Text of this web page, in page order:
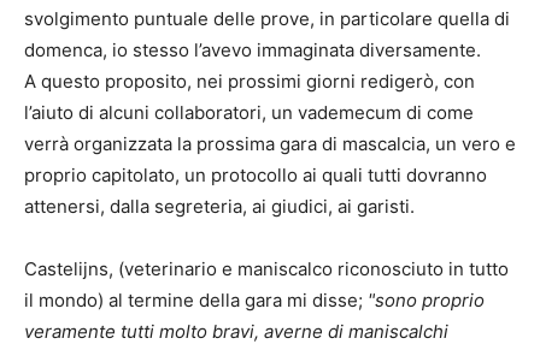
svolgimento puntuale delle prove, in particolare quella di
domenca, io stesso l’avevo immaginata diversamente.
A questo proposito, nei prossimi giorni redigerò, con
l’aiuto di alcuni collaboratori, un vademecum di come
verrà organizzata la prossima gara di mascalcia, un vero e
proprio capitolato, un protocollo ai quali tutti dovranno
attenersi, dalla segreteria, ai giudici, ai garisti.
Castelijns, (veterinario e maniscalco riconosciuto in tutto
il mondo) al termine della gara mi disse; "sono proprio
veramente tutti molto bravi, averne di maniscalchi